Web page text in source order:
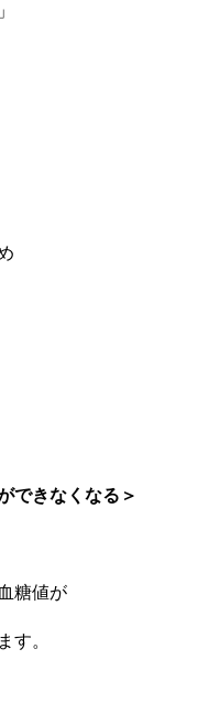
できなくなる＞
糖値が
す。